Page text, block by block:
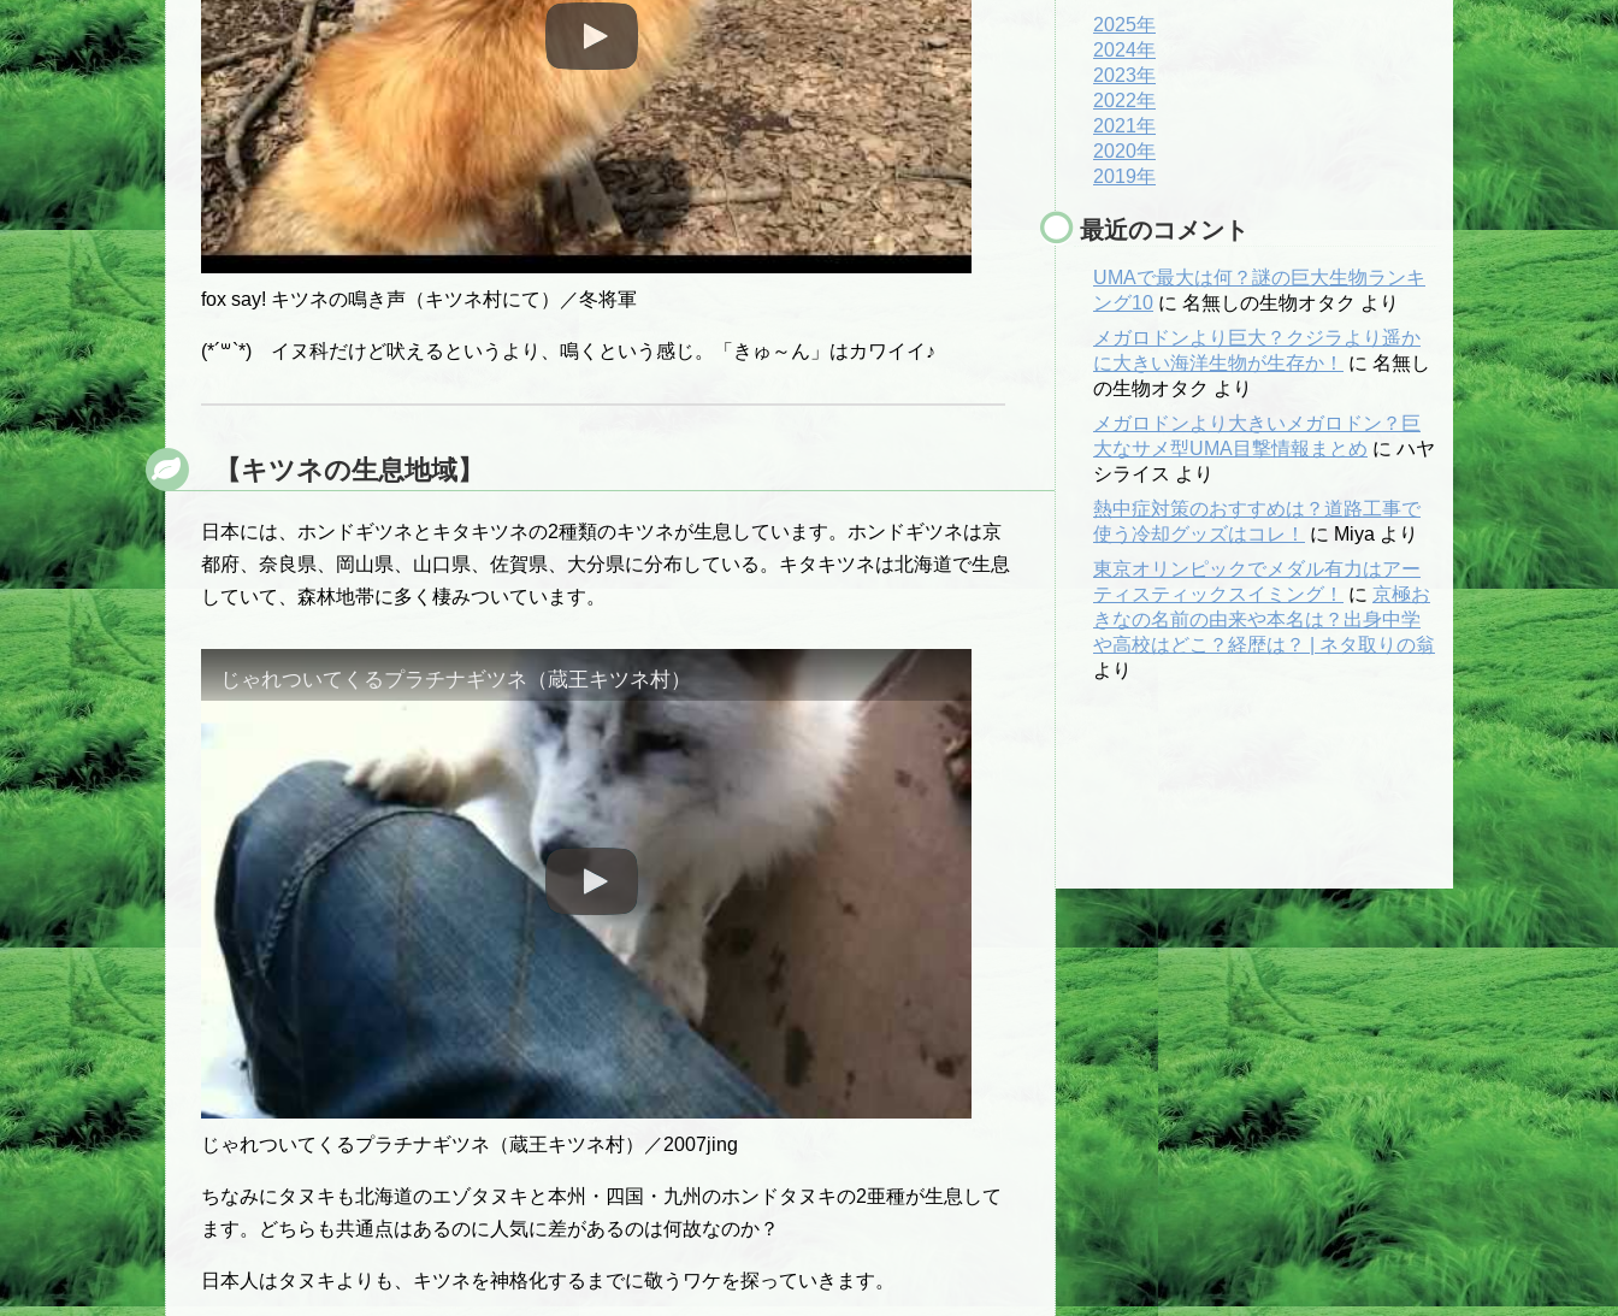
fox say! キツネの鳴き声（キツネ村にて）／冬将軍
(*´꒳`*) イヌ科だけど吠えるというより、鳴くという感じ。「きゅ～ん」はカワイイ♪
【キツネの生息地域】
日本には、ホンドギツネとキタキツネの2種類のキツネが生息しています。ホンドギツネは京
都府、奈良県、岡山県、山口県、佐賀県、大分県に分布している。キタキツネは北海道で生息
していて、森林地帯に多く棲みついています。
じゃれついてくるプラチナギツネ（蔵王キツネ村）
じゃれついてくるプラチナギツネ（蔵王キツネ村）／2007jing
ちなみにタヌキも北海道のエゾタヌキと本州・四国・九州のホンドタヌキの2亜種が生息して
ます。どちらも共通点はあるのに人気に差があるのは何故なのか？
日本人はタヌキよりも、キツネを神格化するまでに敬うワケを探っていきます。
2025年
2024年
2023年
2022年
2021年
2020年
2019年
最近のコメント
UMAで最大は何？謎の巨大生物ランキ
ング10 に 名無しの生物オタク より
メガロドンより巨大？クジラより遥か
に大きい海洋生物が生存か！
に 名無し
の生物オタク より
メガロドンより大きいメガロドン？巨
大なサメ型UMA目撃情報まとめ に ハヤ
シライス より
熱中症対策のおすすめは？道路工事で
使う冷却グッズはコレ！
に Miya より
東京オリンピックでメダル有力はアー
ティスティックスイミング！
に 京極お
きなの名前の由来や本名は？出身中学
や高校はどこ？経歴は？ | ネタ取りの翁
より